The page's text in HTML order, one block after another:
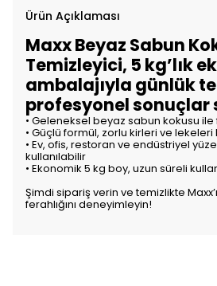
Ürün Açıklaması
Maxx Beyaz Sabun
Temizleyici, 5 kg’lık
ambalajıyla günlük
profesyonel sonuçlar
• Geleneksel beyaz sabun kokusu
• Güçlü formül, zorlu kirleri ve lekeleri
• Ev, ofis, restoran ve endüstriyel
kullanılabilir
• Ekonomik 5 kg boy, uzun süreli
Şimdi sipariş verin ve temizlikte
ferahlığını deneyimleyin!